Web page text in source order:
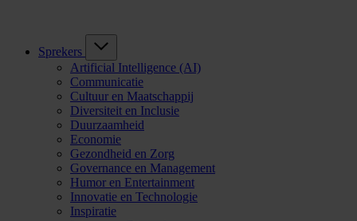
Sprekers
Artificial Intelligence (AI)
Communicatie
Cultuur en Maatschappij
Diversiteit en Inclusie
Duurzaamheid
Economie
Gezondheid en Zorg
Governance en Management
Humor en Entertainment
Innovatie en Technologie
Inspiratie